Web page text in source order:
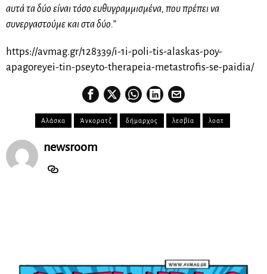
αυτά τα δύο είναι τόσο ευθυγραμμισμένα, που πρέπει να
συνεργαστούμε και στα δύο.”
https://avmag.gr/128339/i-1i-poli-tis-alaskas-poy-
apagoreyei-tin-pseyto-therapeia-metastrofis-se-paidia/
Αλάσκα Άνκορατζ δήμαρχος λεσβία λοατ
newsroom